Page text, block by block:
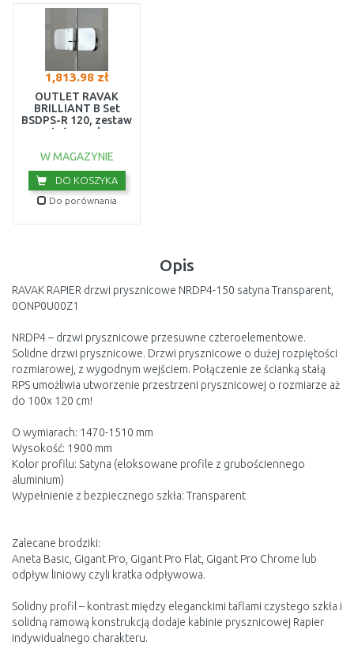
1,813.98 zł
OUTLET RAVAK
BRILLIANT B Set
BSDPS-R 120, zestaw
montażowy chrom
USZKODZONE OPA
W MAGAZYNIE
DO KOSZYKA
Do porównania
Opis
RAVAK RAPIER drzwi prysznicowe NRDP4-150 satyna Transparent,
0ONP0U00Z1
NRDP4 – drzwi prysznicowe przesuwne czteroelementowe.
Solidne drzwi prysznicowe. Drzwi prysznicowe o dużej rozpiętości
rozmiarowej, z wygodnym wejściem. Połączenie ze ścianką stałą
RPS umożliwia utworzenie przestrzeni prysznicowej o rozmiarze aż
do 100x 120 cm!
O wymiarach: 1470-1510 mm
Wysokość: 1900 mm
Kolor profilu: Satyna (eloksowane profile z grubościennego
aluminium)
Wypełnienie z bezpiecznego szkła: Transparent
Zalecane brodziki:
Aneta Basic, Gigant Pro, Gigant Pro Flat, Gigant Pro Chrome lub
odpływ liniowy czyli kratka odpływowa.
Solidny profil – kontrast między eleganckimi taflami czystego szkła i
solidną ramową konstrukcją dodaje kabinie prysznicowej Rapier
indywidualnego charakteru.